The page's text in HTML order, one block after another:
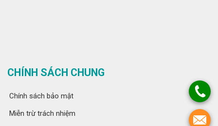
CHÍNH SÁCH CHUNG
Chính sách bảo mật
Miễn trừ trách nhiệm